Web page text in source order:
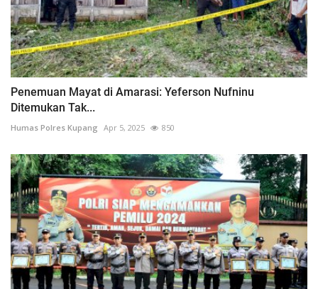
Penemuan Mayat di Amarasi: Yeferson Nufninu
Ditemukan Tak...
Humas Polres Kupang Apr 5, 2025 850